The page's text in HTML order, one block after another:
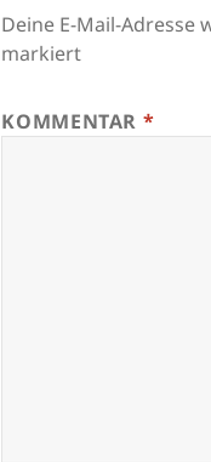
Deine E-Mail-
markiert
KOMMENTAR *